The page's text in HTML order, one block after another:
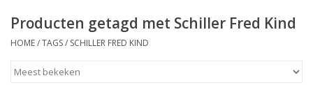
EHBO
Pax tassen
Producten getagd met Schiller Fred Kind
HOME/TAGS/ SCHILLER FRED KIND